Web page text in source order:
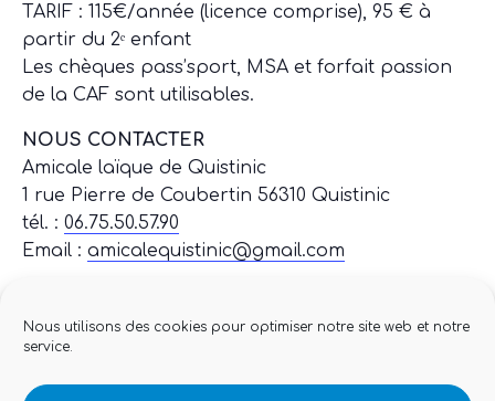
Nous utilisons des cookies pour optimiser notre site web et notre
service.
TARIF : 115€/année (licence comprise), 95 € à
partir du 2ᵉ enfant
Les chèques pass’sport, MSA et forfait passion
de la CAF sont utilisables.
NOUS CONTACTER
Amicale laïque de Quistinic
1 rue Pierre de Coubertin 56310 Quistinic
tél. : 06.75.50.57.90
Email : amicalequistinic@gmail.com